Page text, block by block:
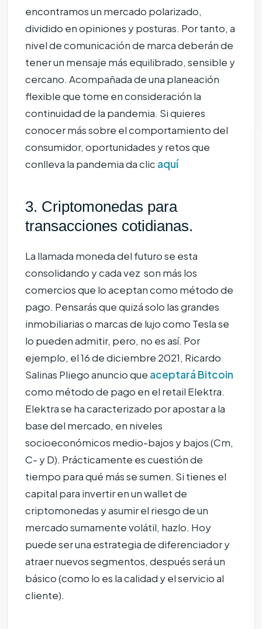
encontramos un mercado polarizado,
dividido en opiniones y posturas. Por tanto, a
nivel de comunicación de marca deberán de
tener un mensaje más equilibrado, sensible y
cercano. Acompañada de una planeación
flexible que tome en consideración la
continuidad de la pandemia. Si quieres
conocer más sobre el comportamiento del
consumidor, oportunidades y retos que
conlleva la pandemia da clic aquí
3. Criptomonedas para
transacciones cotidianas.
La llamada moneda del futuro se esta
consolidando y cada vez son más los
comercios que lo aceptan como método de
pago. Pensarás que quizá solo las grandes
inmobiliarias o marcas de lujo como Tesla se
lo pueden admitir, pero, no es así. Por
ejemplo, el 16 de diciembre 2021, Ricardo
Salinas Pliego anuncio que aceptará Bitcoin
como método de pago en el retail Elektra.
Elektra se ha caracterizado por apostar a la
base del mercado, en niveles
socioeconómicos medio-bajos y bajos (Cm,
C- y D). Prácticamente es cuestión de
tiempo para qué más se sumen. Si tienes el
capital para invertir en un wallet de
criptomonedas y asumir el riesgo de un
mercado sumamente volátil, hazlo. Hoy
puede ser una estrategia de diferenciador y
atraer nuevos segmentos, después será un
básico (como lo es la calidad y el servicio al
cliente).